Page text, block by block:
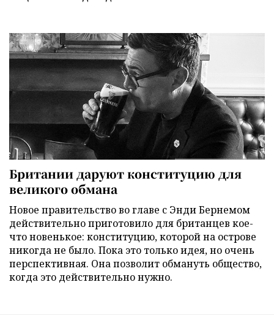
Британии даруют конституцию для
великого обмана
Новое правительство во главе с Энди Бернемом
действительно приготовило для британцев кое-
что новенькое: конституцию, которой на острове
никогда не было. Пока это только идея, но очень
перспективная. Она позволит обмануть общество,
когда это действительно нужно.